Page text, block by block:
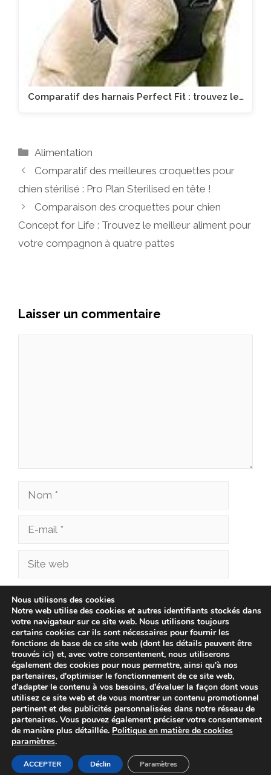
Comparatif des harnais Perfect Fit : trouvez le…
Catégories
Alimentation
Comparatif des meilleures croquettes pour
chien stérilisé : Pro Plan Sterilised en tête !
Comparaison des croquettes pour chien
Concept for Life : Trouvez le meilleur aliment pour
votre compagnon à quatre pattes
Laisser un commentaire
Nom
Site
Enregistrer mon nom, mon e-mail et mon site
dans le navigateur pour mon prochain
commentaire.
© 2026 cliniqueveterinairechampionnet.fr -
confidentialité
-Avis Juridique-Politique de Cookies
Nous utilisons des cookies
Notre web utilise des cookies et autres identifiants stockés dans
votre navigateur sur ce site web. Nous utilisons toujours
certains cookies car ils sont nécessaires pour fournir les
fonctions de base de ce site web (dont les détails peuvent être
trouvés ici) et, avec votre consentement, nous utiliserons
également des cookies pour nous permettre, ainsi qu'à nos
partenaires, d'optimiser le fonctionnement de ce site web,
d'adapter le contenu à vos besoins, d'évaluer la façon dont vous
utilisez ce site web et de vous montrer un contenu promotionnel
pertinent et des publicités personnalisées dans notre réseau de
partenaires. Vous pouvez également préciser votre consentement
de manière plus détaillée. Politique en matière de cookies
paramètres.
ACCEPTER Déclin Paramètres